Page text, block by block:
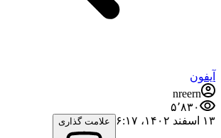
آیفون
nreern
۵٬۸۳۰
۱۳ اسفند ۱۴۰۲،‏ ۶:۱۷
علامت گذاری